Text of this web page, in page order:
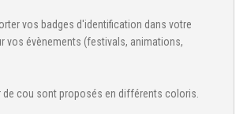
vos badges d'identification dans votre
vos évènements (festivals, animations,
cou sont proposés en différents coloris.